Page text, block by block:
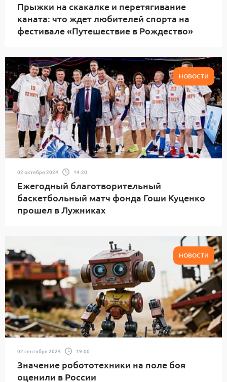
Прыжки на скакалке и перетягивание
каната: что ждет любителей спорта на
фестивале «Путешествие в Рождество»
НОВОСТИ
02 октября 2024 14:20
Ежегодный благотворительный
баскетбольный матч фонда Гоши Куценко
прошел в Лужниках
НОВОСТИ
02 сентября 2024 19:00
Значение робототехники на поле боя
оценили в России